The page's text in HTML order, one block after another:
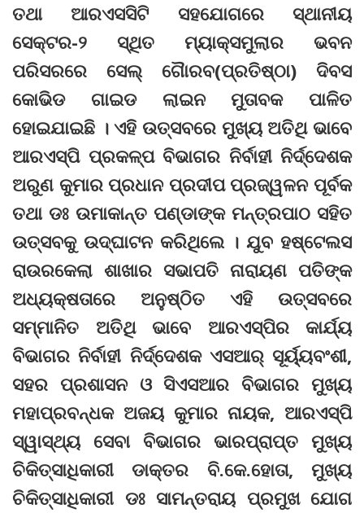
ତଥା ଆରଏସସିଟି ସହଯୋଗରେ ସ୍ଥାନୀୟ
ସେକ୍ଟର-୨ ସ୍ଥିତ ମ୍ୟାକ୍ସମୁଲାର ଭବନ
ପରିସରରେ ସେଲ୍ ଗୈାରବ(ପ୍ରତିଷ୍ଠା) ଦିବସ
କୋଭିଡ ଗାଇଡ ଲାଇନ ମୁତାବକ ପାଳିତ
ହୋଇଯାଇଛି । ଏହି ଉତ୍ସବରେ ମୁଖ୍ୟ ଅତିଥି ଭାବେ
ଆରଏସ୍‌ପି ପ୍ରକଳ୍ପ ବିଭାଗର ନିର୍ବାହୀ ନିର୍ଦ୍ଦେଶକ
ଅରୁଣ କୁମାର ପ୍ରଧାନ ପ୍ରଦୀପ ପ୍ରଜ୍ୱଳନ ପୂର୍ବକ
ତଥା ଡଃ ଉମାକାନ୍ତ ପଣ୍ଡାଙ୍କ ମନ୍ତ୍ରପାଠ ସହିତ
ଉତ୍ସବକୁ ଉଦ୍‌ଘାଟନ କରିଥିଲେ । ଯୁବ ହଷ୍ଟେଲସ
ରାଉରକେଲା ଶାଖାର ସଭାପତି ନାରାୟଣ ପତିଙ୍କ
ଅଧ୍ୟକ୍ଷତାରେ ଅନୁଷ୍ଠିତ ଏହି ଉତ୍ସବରେ
ସମ୍ମାନିତ ଅତିଥି ଭାବେ ଆରଏସ୍‌ପିର କାର୍ଯ୍ୟ
ବିଭାଗର ନିର୍ବାହୀ ନିର୍ଦ୍ଦେଶକ ଏସଆର୍ ସୂର୍ୟ୍ୟବଂଶୀ,
ସହର ପ୍ରଶାସନ ଓ ସିଏସଆର ବିଭାଗର ମୁଖ୍ୟ
ମହାପ୍ରବନ୍ଧକ ଅଜୟ କୁମାର ନାୟକ, ଆରଏସ୍‌ପି
ସ୍ୱାସ୍ଥ୍ୟ ସେବା ବିଭାଗର ଭାରପ୍ରାପ୍ତ ମୁଖ୍ୟ
ଚିକିତ୍ସାଧିକାରୀ ଡାକ୍ତର ବି.କେ.ହୋତା, ମୁଖ୍ୟ
ଚିକିତ୍ସାଧିକାରୀ ଡଃ ସାମନ୍ତରାୟ ପ୍ରମୁଖ ଯୋଗ